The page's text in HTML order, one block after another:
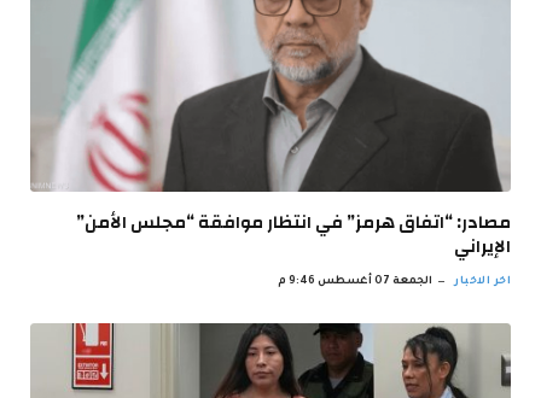
مصادر: “اتفاق هرمز” في انتظار موافقة “مجلس الأمن”
الإيراني
اخر الاخبار الجمعة 07 أغسطس 9:46 م